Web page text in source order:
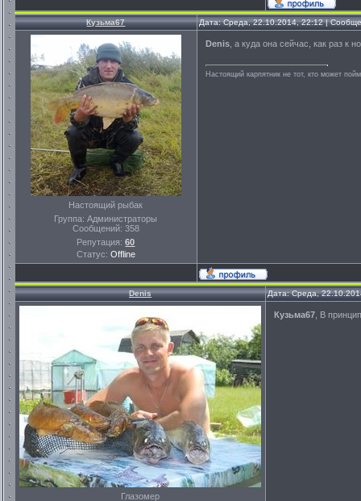
Кузьма67 Дата: Среда, 22.10.2014, 22:12 |
Настоящий рыбак
Группа: Администраторы
Сообщений: 358
Репутация:60
Статус: Offline
Denis , а куда она сейчас, как раз к
Настоящий карпятник не тот, кто может
Denis Дата: Среда,
Глазомер
Кузьма67 , В